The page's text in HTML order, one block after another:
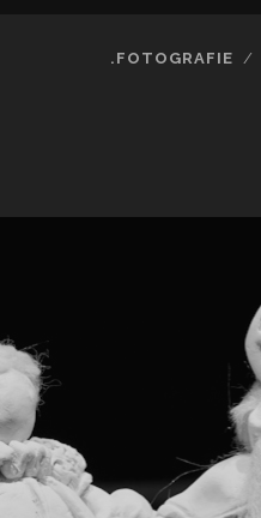
.FOTOGRAFIE